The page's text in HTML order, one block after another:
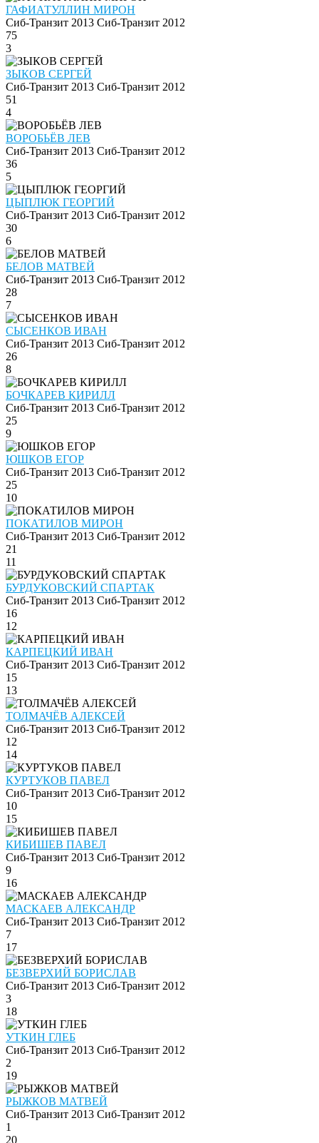
ГАФИАТУЛЛИН МИРОН
Сиб-Транзит 2013 Сиб-Транзит 2012
75
3
ЗЫКОВ СЕРГЕЙ
Сиб-Транзит 2013 Сиб-Транзит 2012
51
4
ВОРОБЬЁВ ЛЕВ
Сиб-Транзит 2013 Сиб-Транзит 2012
36
5
ЦЫПЛЮК ГЕОРГИЙ
Сиб-Транзит 2013 Сиб-Транзит 2012
30
6
БЕЛОВ МАТВЕЙ
Сиб-Транзит 2013 Сиб-Транзит 2012
28
7
СЫСЕНКОВ ИВАН
Сиб-Транзит 2013 Сиб-Транзит 2012
26
8
БОЧКАРЕВ КИРИЛЛ
Сиб-Транзит 2013 Сиб-Транзит 2012
25
9
ЮШКОВ ЕГОР
Сиб-Транзит 2013 Сиб-Транзит 2012
25
10
ПОКАТИЛОВ МИРОН
Сиб-Транзит 2013 Сиб-Транзит 2012
21
11
БУРДУКОВСКИЙ СПАРТАК
Сиб-Транзит 2013 Сиб-Транзит 2012
16
12
КАРПЕЦКИЙ ИВАН
Сиб-Транзит 2013 Сиб-Транзит 2012
15
13
ТОЛМАЧЁВ АЛЕКСЕЙ
Сиб-Транзит 2013 Сиб-Транзит 2012
12
14
КУРТУКОВ ПАВЕЛ
Сиб-Транзит 2013 Сиб-Транзит 2012
10
15
КИБИШЕВ ПАВЕЛ
Сиб-Транзит 2013 Сиб-Транзит 2012
9
16
МАСКАЕВ АЛЕКСАНДР
Сиб-Транзит 2013 Сиб-Транзит 2012
7
17
БЕЗВЕРХИЙ БОРИСЛАВ
Сиб-Транзит 2013 Сиб-Транзит 2012
3
18
УТКИН ГЛЕБ
Сиб-Транзит 2013 Сиб-Транзит 2012
2
19
РЫЖКОВ МАТВЕЙ
Сиб-Транзит 2013 Сиб-Транзит 2012
1
20